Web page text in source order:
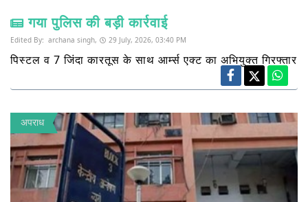
गया पुलिस की बड़ी कार्रवाई
Edited By: archana singh, 29 July, 2026, 03:40 PM
पिस्टल व 7 जिंदा कारतूस के साथ आर्म्स एक्ट का अभियुक्त गिरफ्तार
अपराध